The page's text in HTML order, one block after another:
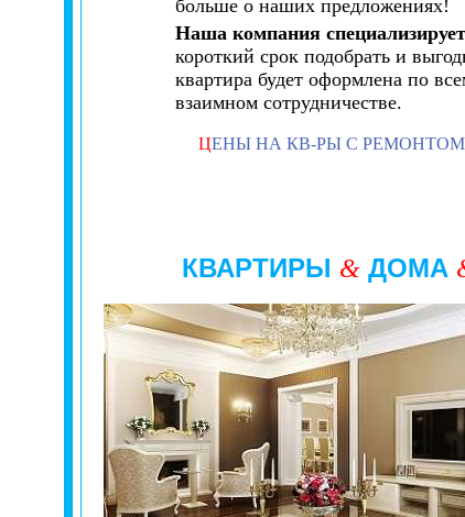
больше о наших предложениях!
Наша компания
короткий срок подобрать и
квартира будет оформлена по
взаимном сотрудничестве.
ЦЕНЫ НА КВ-РЫ С РЕМОНТОМ
КВАРТИРЫ &ДОМА